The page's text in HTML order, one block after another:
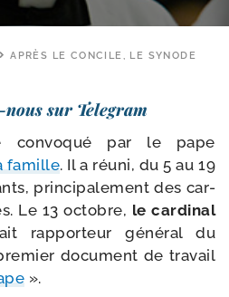
APRÈS LE CONCILE, LE SYNODE
nous sur Telegram
convo­qué par le pape
famille. Il a réuni, du 5 au 19
prin­ci­pa­le­ment des car­
Le 13 octobre, le car­di­nal
rap­por­teur géné­ral du
docu­ment de tra­vail
».